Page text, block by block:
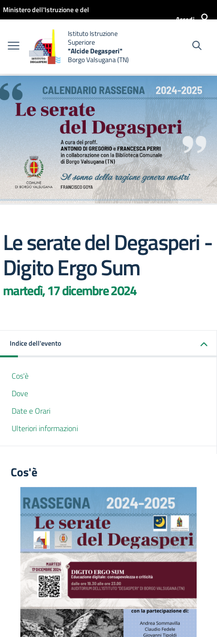
Vai ai contenuti
Vai al menu di navigazione
Vai al footer
Ministero dell'Istruzione e del
Accedi
Istituto Istruzione
Superiore
"Alcide Degasperi"
Borgo Valsugana (TN)
Le serate del Degasperi -
Digito Ergo Sum
martedì, 17 dicembre 2024
Indice dell'evento
Cos'è
Dove
Date e Orari
Ulteriori informazioni
Cos'è